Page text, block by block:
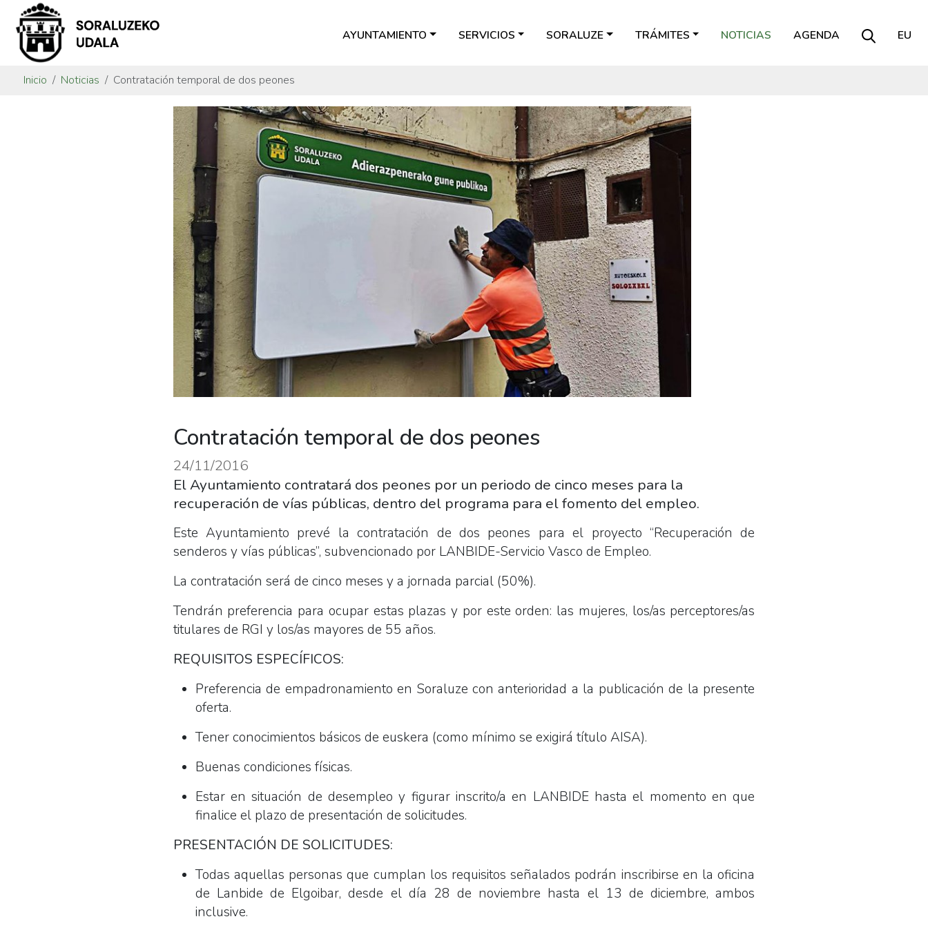
AYUNTAMIENTO SERVICIOS SORALUZE TRÁMITES NOTICIAS AGENDA EU
Inicio Noticias Contratación temporal de dos peones
Contratación temporal de dos peones
24/11/2016
El Ayuntamiento contratará dos peones por un periodo de cinco meses para la
recuperación de vías públicas, dentro del programa para el fomento del empleo.
Este Ayuntamiento prevé la contratación de dos peones para el proyecto “Recuperación de
senderos y vías públicas”, subvencionado por LANBIDE-Servicio Vasco de Empleo.
La contratación será de cinco meses y a jornada parcial (50%).
Tendrán preferencia para ocupar estas plazas y por este orden: las mujeres, los/as perceptores/as
titulares de RGI y los/as mayores de 55 años.
REQUISITOS ESPECÍFICOS:
Preferencia de empadronamiento en Soraluze con anterioridad a la publicación de la presente
oferta.
Tener conocimientos básicos de euskera (como mínimo se exigirá título AISA).
Buenas condiciones físicas.
Estar en situación de desempleo y figurar inscrito/a en LANBIDE hasta el momento en que
finalice el plazo de presentación de solicitudes.
PRESENTACIÓN DE SOLICITUDES:
Todas aquellas personas que cumplan los requisitos señalados podrán inscribirse en la oficina
de Lanbide de Elgoibar, desde el día 28 de noviembre hasta el 13 de diciembre, ambos
inclusive.